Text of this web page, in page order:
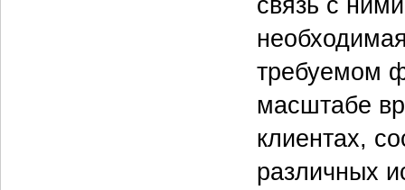
требуемом
масштабе
клиентах,
различных